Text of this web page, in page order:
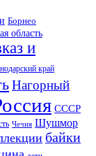
Борнео
область
и
край
Нагорный
СССР
Чечня Шушмор
байки